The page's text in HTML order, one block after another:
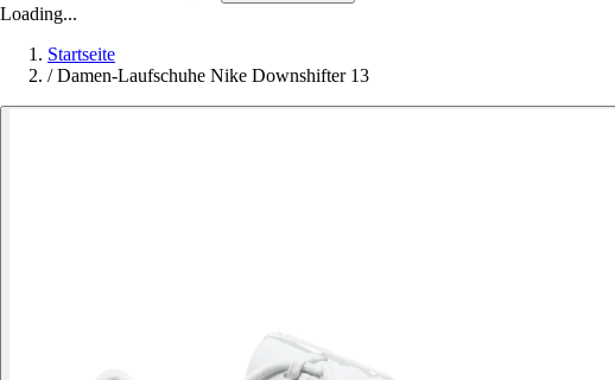
Loading...
Startseite
/ Damen-Laufschuhe Nike Downshifter 13